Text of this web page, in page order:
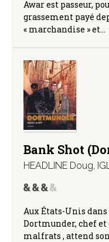
Awar est passeur,
grassement payé
« marchandise » et…
Bank Shot
HEADLINE Doug,
Aux États-Unis
Dortmunder, chef et
malfrats , attend